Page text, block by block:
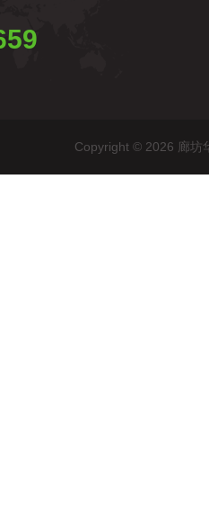
Copyright © 2026 廊